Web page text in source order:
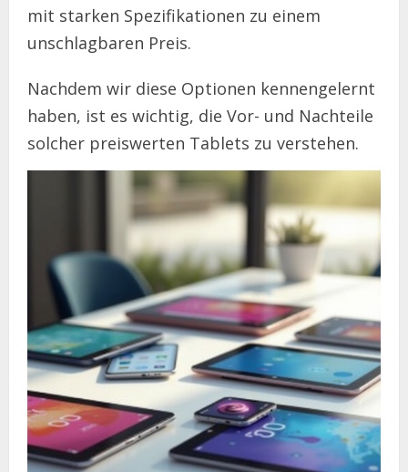
mit starken Spezifikationen zu einem
unschlagbaren Preis.
Nachdem wir diese Optionen kennengelernt
haben, ist es wichtig, die Vor- und Nachteile
solcher preiswerten Tablets zu verstehen.